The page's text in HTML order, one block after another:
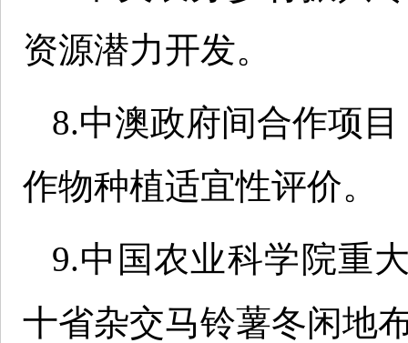
资源潜力开发。
8.中澳政府间合作项
作物种植适宜性评价。
9.中国农业科学院重
十省杂交马铃薯冬闲地